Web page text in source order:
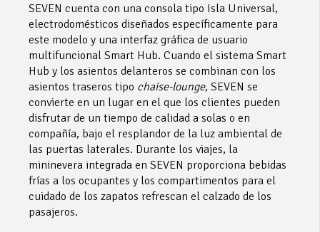
SEVEN cuenta con una consola tipo Isla Universal,
electrodomésticos diseñados específicamente para
este modelo y una interfaz gráfica de usuario
multifuncional Smart Hub. Cuando el sistema Smart
Hub y los asientos delanteros se combinan con los
asientos traseros tipo chaise-lounge, SEVEN se
convierte en un lugar en el que los clientes pueden
disfrutar de un tiempo de calidad a solas o en
compañía, bajo el resplandor de la luz ambiental de
las puertas laterales. Durante los viajes, la
mininevera integrada en SEVEN proporciona bebidas
frías a los ocupantes y los compartimentos para el
cuidado de los zapatos refrescan el calzado de los
pasajeros.